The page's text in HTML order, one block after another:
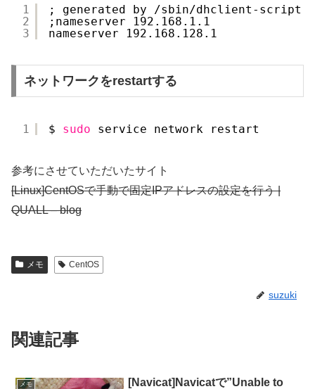
1
2
3
; generated by
/sbin/dhclient-script
;nameserver 192.168.1.1
nameserver 192.168.128.1
ネットワークをrestartする
1 $ sudo service network restart
参考にさせていただいたサイト
[Linux]CentOSで手動で固定IPアドレスの設定を行う |
QUALL – blog
メモ CentOS
suzuki
関連記事
メモ
[Navicat]Navicatで”Unable to